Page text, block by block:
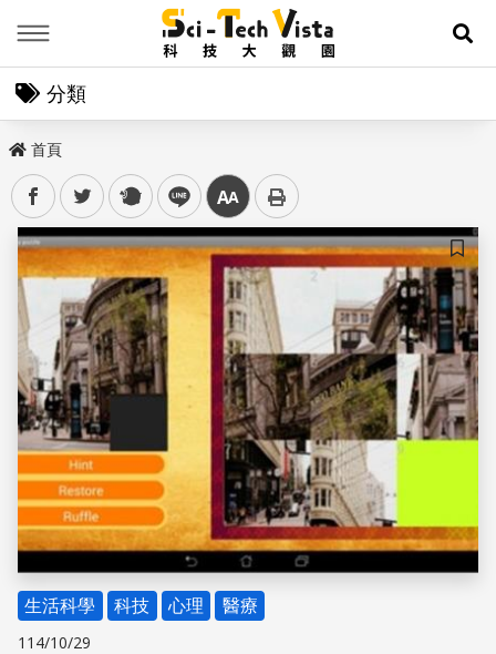
展
分類
首頁
facebooktwitter plurk line 中
儲存
生活科學 科技 心理 醫療
114/10/29